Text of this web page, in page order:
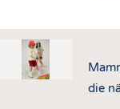
TESTS
die